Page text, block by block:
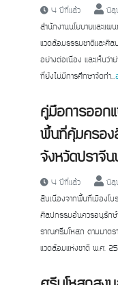
4 ปีที่แล้ว นิลุ
สํานักงานนโยบายและแผ
แวดล้อมธรรมชาติและ
อย่างต่อเนื่อง และเห็นว่
ที่ยังไม่มีการศึกษาจัดทํา...
คู่มือการออกแ
พื้นที่คุ้มครอง
จังหวัดปราจี
4 ปีที่แล้ว นิลุ
สืบเนื่องจากพื้นที่เมืองโ
ศิลปกรรมอันควรอนุรักษ์
ราณศรีมโหสถ ตามมาต
แวดล้อมแห่งชาติ พ.ศ.